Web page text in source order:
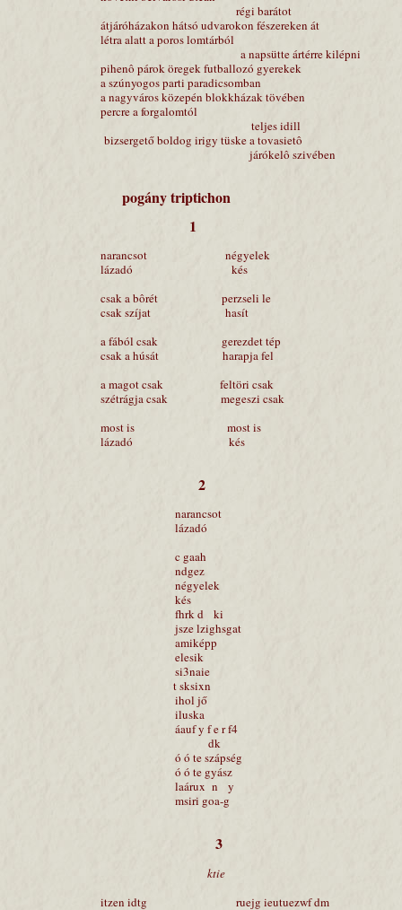
régi barátot
átjáróházakon hátsó udvarokon fészereken át
létra alatt a poros lomtárból
a napsütte ártérre kilépni
pihenô párok öregek futballozó gyerekek
a szúnyogos parti paradicsomban
a nagyváros közepén blokkházak tövében
percre a forgalomtól
teljes idill
bizsergető boldog irigy tüske a tovasietô
járókelô szivében
pogány triptichon
1
narancsot négyelek
lázadó kés
csak a bôrét perzseli le
csak szíjat hasít
a fából csak gerezdet tép
csak a húsát harapja fel
a magot csak feltöri csak
szétrágja csak megeszi csak
most is most is
lázadó kés
2
narancsot
lázadó
c gaah
ndgez
négyelek
kés
fhrk d ki
jsze lzighsgat
amiképp
elesik
si3naie
t sksixn
ihol jő
iluska
áauf y f e r f4
dk
ó ó te szápség
ó ó te gyász
laárux n y
msiri goa-g
3
ktie
itzen idtg ruejg ieutuezwf dm